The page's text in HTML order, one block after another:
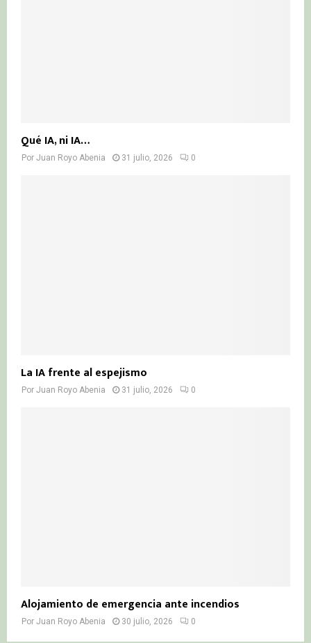
Qué IA, ni IA…
Por Juan Royo Abenia 31 julio, 2026 0
La IA frente al espejismo
Por Juan Royo Abenia 31 julio, 2026 0
Alojamiento de emergencia ante incendios
Por Juan Royo Abenia 30 julio, 2026 0